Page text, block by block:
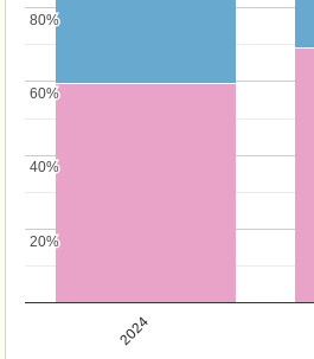
2024
20%
20%
40%
40%
60%
60%
80%
80%